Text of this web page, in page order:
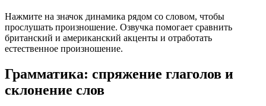
Нажмите на значок динамика рядом со словом, чтобы
прослушать произношение. Озвучка помогает сравнить
британский и американский акценты и отработать
естественное произношение.
Грамматика: спряжение глаголов и
склонение слов